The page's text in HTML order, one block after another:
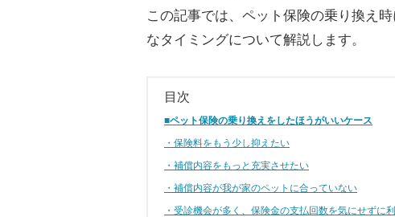
この記事では、ペット保険の乗り換え
なタイミングについて解説します。
目次
■ペット保険の乗り換えをしたほうがいいケース
・保険料をもう少し抑えたい
・補償内容をもっと充実させたい
・補償内容が我が家のペットに合っていない
・受診機会が多く、保険金の支払回数を気にせずに